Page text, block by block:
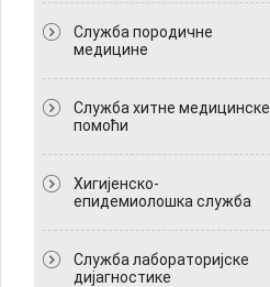
Служба породичне
медицине
Служба хитне медицинске
помоћи
Хигијенско-
епидемиолошка служба
Служба лабораторијске
дијагностике